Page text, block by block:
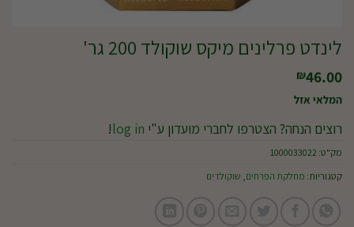
לינדט פרלינים מיקס שוקולד 200 גר'
₪46.00
המלאי אזל
רוצים הנחה? הצטרפו לחברי מועדון ע"י log in
!
מק"ט:1000033022
קטגוריות: מחלקת הפרחים, שוקולדים